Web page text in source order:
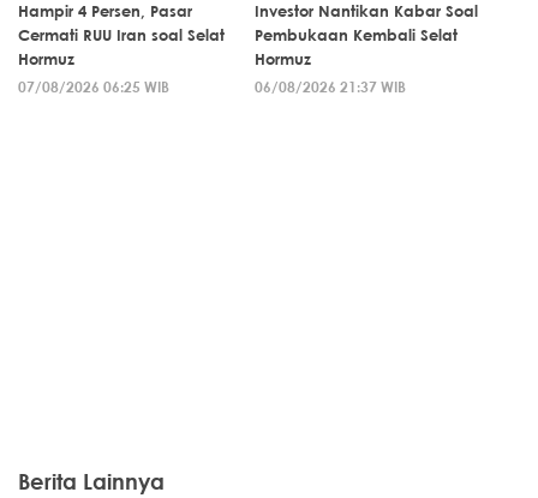
Hampir 4 Persen, Pasar
Cermati RUU Iran soal Selat
Hormuz
07/08/2026 06:25 WIB
Investor Nantikan Kabar Soal
Pembukaan Kembali Selat
Hormuz
06/08/2026 21:37 WIB
Berita Lainnya